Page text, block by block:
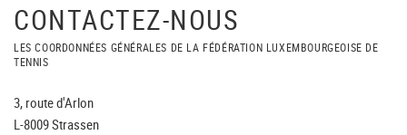
CONTACTEZ-NOUS
LES COORDONNÉES GÉNÉRALES DE LA FÉDÉRATION LUXEMBOURGEOISE DE
TENNIS
3, route d'Arlon
L-8009 Strassen